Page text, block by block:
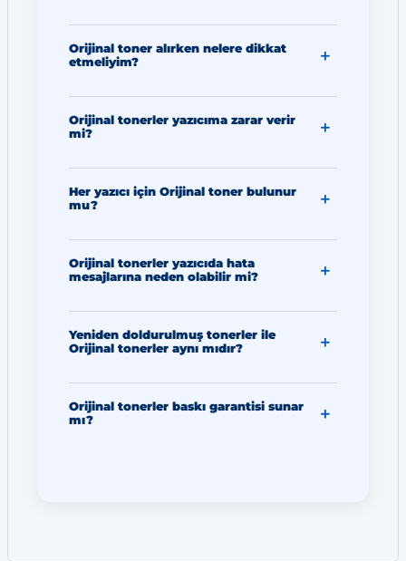
Orijinal toner alırken nelere dikkat
etmeliyim?
Orijinal tonerler yazıcıma zarar verir
mi?
Her yazıcı için Orijinal toner bulunur
mu?
Orijinal tonerler yazıcıda hata
mesajlarına neden olabilir mi?
Yeniden doldurulmuş tonerler ile
Orijinal tonerler aynı mıdır?
Orijinal tonerler baskı garantisi sunar
mı?